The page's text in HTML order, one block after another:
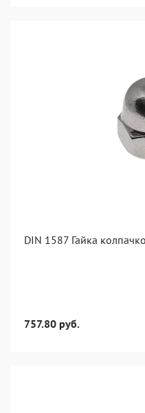
DIN 1587 Гайка
757.80 руб.